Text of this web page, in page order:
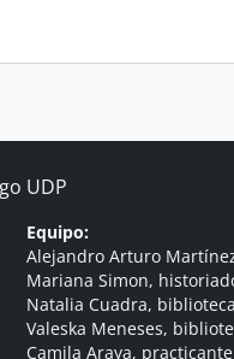
Equipo:
Alejandro Arturo
Mariana Simon,
Natalia Cuadra,
Valeska Meneses,
Camila Araya,